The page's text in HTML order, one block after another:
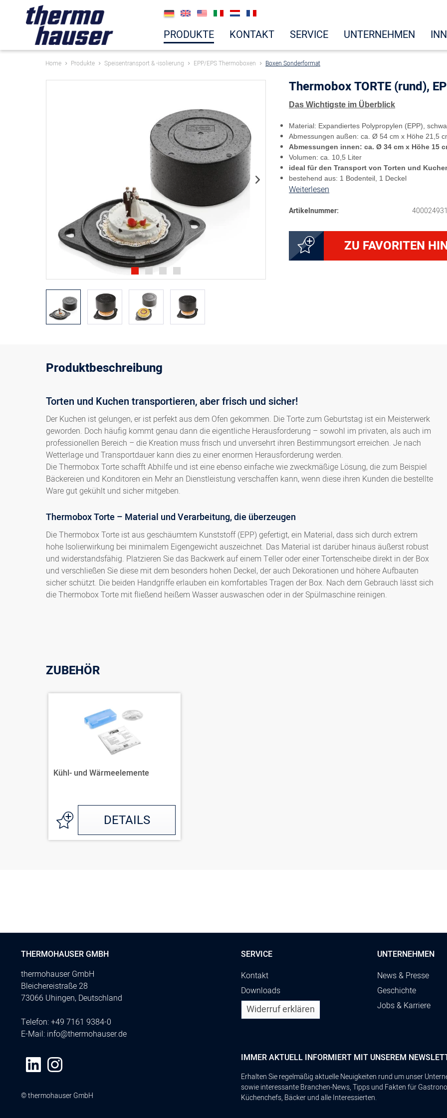
PRODUKTE KONTAKT SERVICE UNTERNEHMEN
Home Produkte Speisentransport & -isolierung EPP/EPS Thermoboxen Boxen Sonderformat
Thermobox TORTE (rund),
Das Wichtigste im Überblick
Material: Expandiertes Polypropylen (EPP),
Abmessungen außen: ca. Ø 54 cm x Höhe 21,5
Abmessungen innen: ca. Ø 34 cm x Höhe 15
Volumen: ca. 10,5 Liter
ideal für den Transport von Torten und
bestehend aus: 1 Bodenteil, 1 Deckel
Weiterlesen
Artikelnummer:
ZU FAVORITEN
Produktbeschreibung
Torten und Kuchen transportieren, aber frisch und sicher!
Der Kuchen ist gelungen, er ist perfekt aus dem Ofen gekommen. Die Torte zum Geburtstag ist ein Meisterwerk
geworden. Doch häufig kommt genau dann die eigentliche Herausforderung – sowohl im privaten, als auch im
professionellen Bereich – die Kreation muss frisch und unversehrt ihren Bestimmungsort erreichen. Je nach
Wetterlage und Transportdauer kann dies zu einer enormen Herausforderung werden.
Die Thermobox Torte schafft Abhilfe und ist eine ebenso einfache wie zweckmäßige Lösung, die zum Beispiel
Bäckereien und Konditoren ein Mehr an Dienstleistung verschaffen kann, wenn diese ihren Kunden die bestellte
Ware gut gekühlt und sicher mitgeben.
Thermobox Torte – Material und Verarbeitung, die überzeugen
Die Thermobox Torte ist aus geschäumtem Kunststoff (EPP) gefertigt, ein Material, dass sich durch extrem
hohe Isolierwirkung bei minimalem Eigengewicht auszeichnet. Das Material ist darüber hinaus äußerst robust
und widerstandsfähig. Platzieren Sie das Backwerk auf einem Teller oder einer Tortenscheibe direkt in der Box
und verschließen Sie diese mit dem besonders hohen Deckel, der auch Dekorationen und höhere Aufbauten
sicher schützt. Die beiden Handgriffe erlauben ein komfortables Tragen der Box. Nach dem Gebrauch lässt sich
die Thermobox Torte mit fließend heißem Wasser auswaschen oder in der Spülmaschine reinigen.
ZUBEHÖR
Kühl- und Wärmeelemente
DETAILS
THERMOHAUSER GMBH
thermohauser GmbH
Bleichereistraße 28
73066 Uhingen, Deutschland
Telefon:+49 7161 9384-0
E-Mail: info@thermohauser.de
© thermohauser GmbH
SERVICE
Kontakt
Downloads
Widerruf erklären
UNTERNEHMEN
News & Presse
Geschichte
Jobs & Karriere
IMMER AKTUELL INFORMIERT MIT UNSEREM
Erhalten Sie regelmäßig aktuelle Neuigkeiten rund um unser
sowie interessante Branchen-News, Tipps und Fakten für
Küchenchefs, Bäcker und alle Interessierten.